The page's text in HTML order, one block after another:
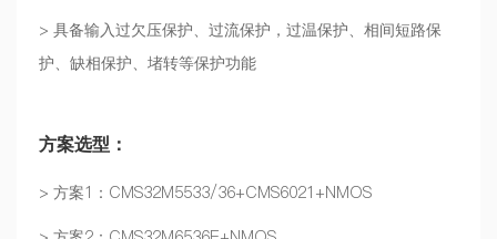
> 具备输入过欠压保护、过流保护，过温保护、相间短路保
护、缺相保护、堵转等保护功能
方案选型：
> 方案1：CMS32M5533/36+CMS6021+NMOS